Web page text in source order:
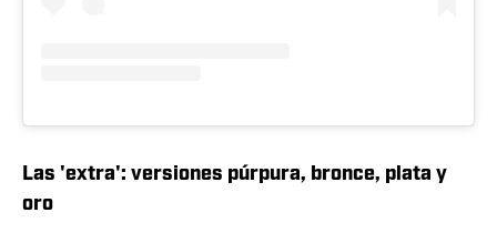
Las 'extra': versiones púrpura, bronce, plata y
oro